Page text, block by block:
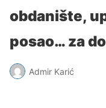
obdanište,
posao… za
Admir Karić